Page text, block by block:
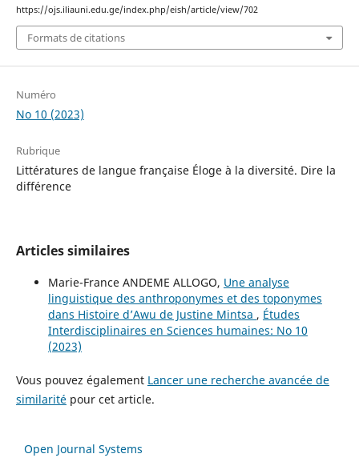
https://ojs.iliauni.edu.ge/index.php/eish/article/view/702
Formats de citations
Numéro
No 10 (2023)
Rubrique
Littératures de langue française Éloge à la diversité. Dire la
différence
Articles similaires
Marie-France ANDEME ALLOGO, Une analyse
linguistique des anthroponymes et des toponymes
dans Histoire d’Awu de Justine Mintsa , Études
Interdisciplinaires en Sciences humaines: No 10
(2023)
Vous pouvez également Lancer une recherche avancée de
similaritépour cet article.
Open Journal Systems